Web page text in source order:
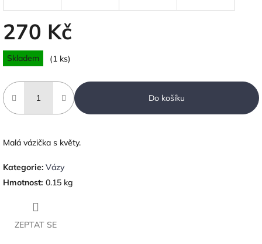
270 Kč
Měrná
cena:
Skladem (1 ks)
Do košíku
Malá vázička s květy.
Kategorie: Vázy
Hmotnost: 0.15 kg
ZEPTAT SE